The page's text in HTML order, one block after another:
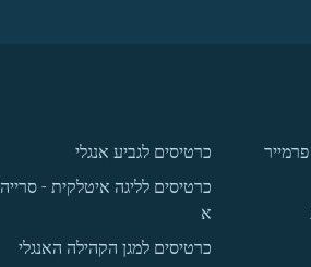
כרטיסים לגביע אנגלי
כרטיסים לליגה איטלקית - סרייה
א
כרטיסים למגן הקהילה האנגלי